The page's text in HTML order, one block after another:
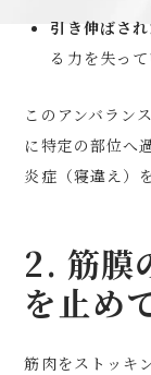
引き伸ばされ
る力を失って
このアンバラン
に特定の部位へ
炎症（寝違え）
2. 筋膜
を止め
筋肉をストッキ